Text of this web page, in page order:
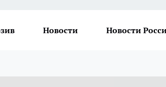
Новости Новости